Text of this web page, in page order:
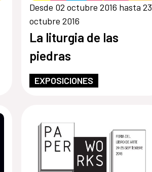
Desde 02 octubre 2016 hasta 23
octubre 2016
La liturgia de las
piedras
EXPOSICIONES